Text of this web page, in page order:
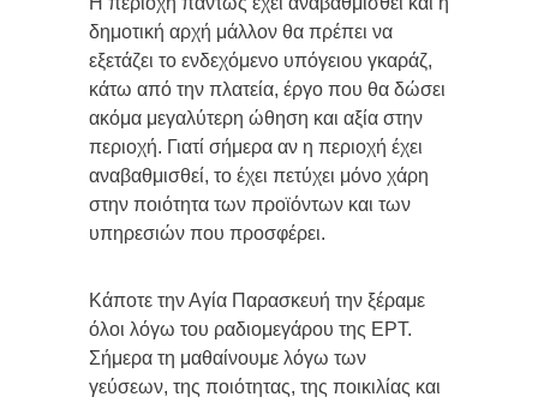
δημοτική αρχή μάλλον θα πρέπει να
εξετάζει το ενδεχόμενο υπόγειου γκαράζ,
κάτω από την πλατεία, έργο που θα δώσει
ακόμα μεγαλύτερη ώθηση και αξία στην
περιοχή. Γιατί σήμερα αν η περιοχή έχει
αναβαθμισθεί, το έχει πετύχει μόνο χάρη
στην ποιότητα των προϊόντων και των
υπηρεσιών που προσφέρει.
Κάποτε την Αγία Παρασκευή την ξέραμε
όλοι λόγω του ραδιομεγάρου της ΕΡΤ.
Σήμερα τη μαθαίνουμε λόγω των
γεύσεων, της ποιότητας, της ποικιλίας και